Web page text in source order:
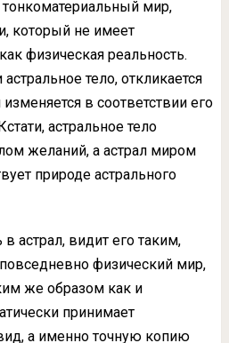
мир,
который не имеет
физическая реальность.
тело, откликается
в соответствии его
астральное тело
желаний, а астрал миром
природе астрального
астрал, видит его таким,
физический мир,
же образом как и
принимает
а именно точную копию